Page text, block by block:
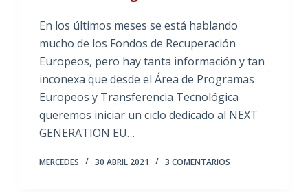
En los últimos meses se está hablando
mucho de los Fondos de Recuperación
Europeos, pero hay tanta información y tan
inconexa que desde el Área de Programas
Europeos y Transferencia Tecnológica
queremos iniciar un ciclo dedicado al NEXT
GENERATION EU…
MERCEDES 30 ABRIL 2021 3 COMENTARIOS